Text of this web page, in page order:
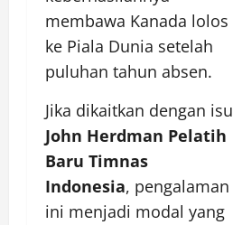
membawa Kanada lolos
ke Piala Dunia setelah
puluhan tahun absen.
Jika dikaitkan dengan isu
John Herdman Pelatih
Baru Timnas
Indonesia, pengalaman
ini menjadi modal yang